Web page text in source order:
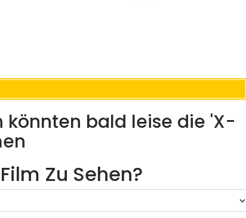
könnten bald leise die 'X-
Zu Sehen?